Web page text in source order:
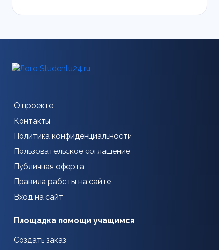
О проекте
Контакты
Политика конфиденциальности
Пользовательское соглашение
Публичная оферта
Правила работы на сайте
Вход на сайт
Площадка помощи учащимся
Создать заказ